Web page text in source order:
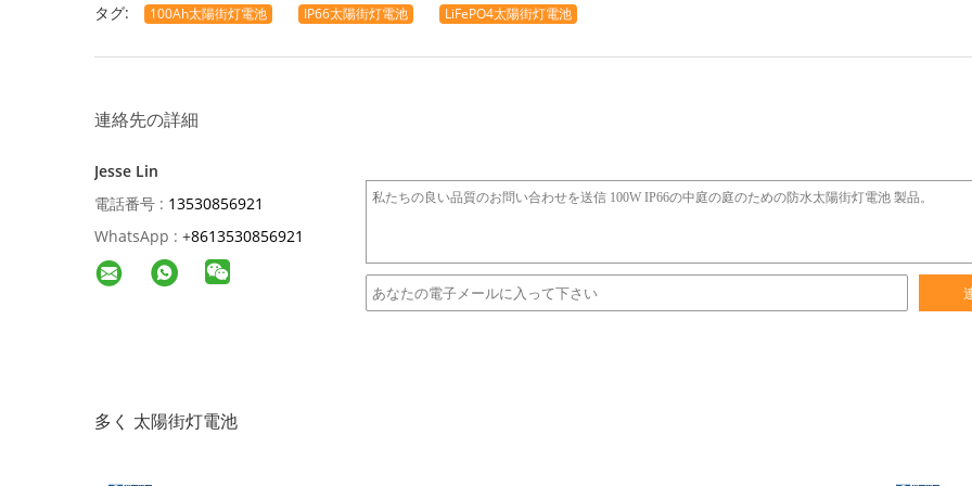
タグ: 100Ah太陽街灯電池 IP66太陽街灯電池 LiFePO4太陽街灯電池
連絡先の詳細
Jesse Lin
電話番号 : 13530856921
WhatsApp : +8613530856921
多く 太陽街灯電池